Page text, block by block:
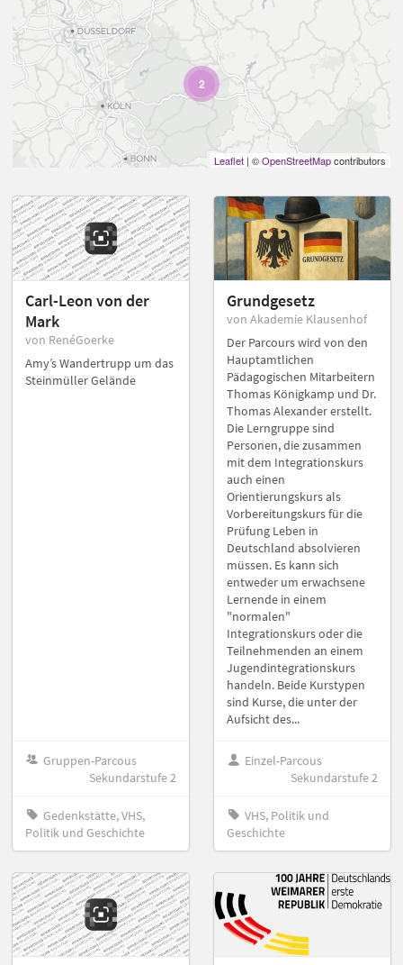
2
Leaflet | ©OpenStreetMapcontributors
Carl-Leon von der
Mark
von RenéGoerke
Amy’s Wandertrupp um das
Steinmüller Gelände
Gruppen-Parcous
Sekundarstufe 2
Gedenkstätte, VHS,
Politik und Geschichte
Grundgesetz
von Akademie Klausenhof
Der Parcours wird von den
Hauptamtlichen
Pädagogischen Mitarbeitern
Thomas Königkamp und Dr.
Thomas Alexander erstellt.
Die Lerngruppe sind
Personen, die zusammen
mit dem Integrationskurs
auch einen
Orientierungskurs als
Vorbereitungskurs für die
Prüfung Leben in
Deutschland absolvieren
müssen. Es kann sich
entweder um erwachsene
Lernende in einem
"normalen"
Integrationskurs oder die
Teilnehmenden an einem
Jugendintegrationskurs
handeln. Beide Kurstypen
sind Kurse, die unter der
Aufsicht des...
Einzel-Parcous
Sekundarstufe 2
VHS, Politik und
Geschichte